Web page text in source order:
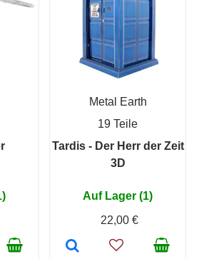
Metal Earth
19 Teile
Tardis - Der Herr der Zeit
3D
Auf Lager (1)
22,00 €